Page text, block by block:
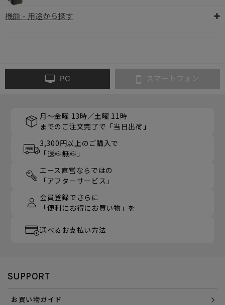
機能・用途から探す
PC スマートフォン
月～金曜 13時／土曜 11時
までのご注文完了で「当日出荷」
3,300円以上のご購入で
「送料無料」
エース直営ならではの
「アフターサービス」
会員登録でさらに
「便利にお得にお買い物」を
選べるお支払い方法
SUPPORT
お買い物ガイド